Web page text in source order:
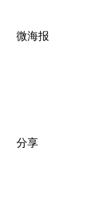
微海报
分享